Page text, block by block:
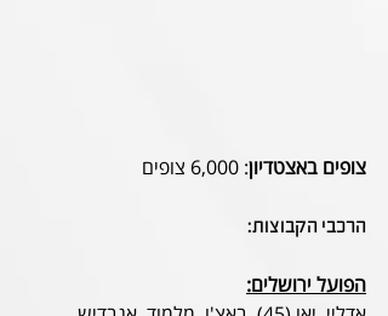
צופים באצטדיון: 6,000 צופים
הרכבי הקבוצות:
הפועל ירושלים: